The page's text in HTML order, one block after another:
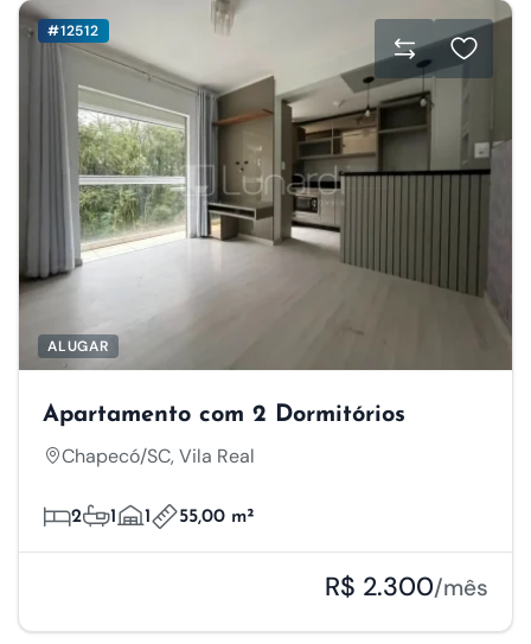
#12512
ALUGAR
Apartamento com 2 Dormitórios
Chapecó/SC, Vila Real
2 1 1 55,00 m²
R$ 2.300/mês